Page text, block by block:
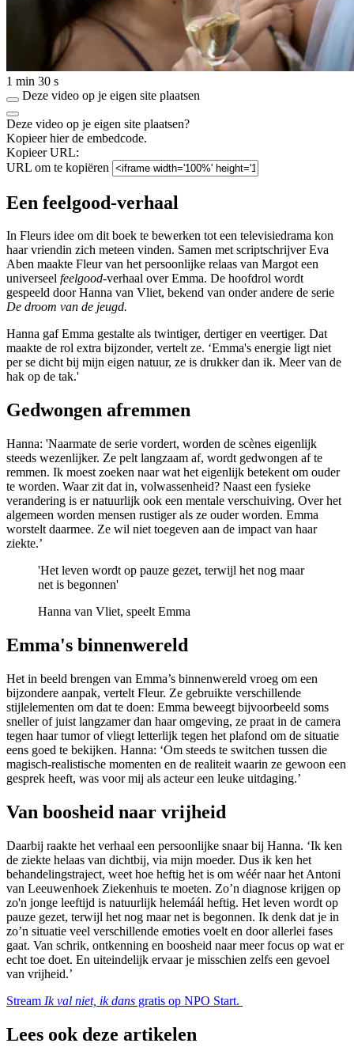
1 min 30 s
Deze video op je eigen site plaatsen
Deze video op je eigen site plaatsen?
Kopieer hier de embedcode.
Kopieer URL:
URL om te kopiëren
Een feelgood-verhaal
In Fleurs idee om dit boek te bewerken tot een televisiedrama kon
haar vriendin zich meteen vinden. Samen met scriptschrijver Eva
Aben maakte Fleur van het persoonlijke relaas van Margot een
universeel feelgood-verhaal over Emma. De hoofdrol wordt
gespeeld door Hanna van Vliet, bekend van onder andere de serie
De droom van de jeugd.
Hanna gaf Emma gestalte als twintiger, dertiger en veertiger. Dat
maakte de rol extra bijzonder, vertelt ze. ‘Emma's energie ligt niet
per se dicht bij mijn eigen natuur, ze is drukker dan ik. Meer van de
hak op de tak.'
Gedwongen afremmen
Hanna: 'Naarmate de serie vordert, worden de scènes eigenlijk
steeds wezenlijker. Ze pelt langzaam af, wordt gedwongen af te
remmen. Ik moest zoeken naar wat het eigenlijk betekent om ouder
te worden. Waar zit dat in, volwassenheid? Naast een fysieke
verandering is er natuurlijk ook een mentale verschuiving. Over het
algemeen worden mensen rustiger als ze ouder worden. Emma
worstelt daarmee. Ze wil niet toegeven aan de impact van haar
ziekte.’
'Het leven wordt op pauze gezet, terwijl het nog maar
net is begonnen'
Hanna van Vliet, speelt Emma
Emma's binnenwereld
Het in beeld brengen van Emma’s binnenwereld vroeg om een
bijzondere aanpak, vertelt Fleur. Ze gebruikte verschillende
stijlelementen om dat te doen: Emma beweegt bijvoorbeeld soms
sneller of juist langzamer dan haar omgeving, ze praat in de camera
tegen haar tumor of vliegt letterlijk tegen het plafond om de situatie
eens goed te bekijken. Hanna: ‘Om steeds te switchen tussen die
magisch-realistische momenten en de realiteit waarin ze gewoon een
gesprek heeft, was voor mij als acteur een leuke uitdaging.’
Van boosheid naar vrijheid
Daarbij raakte het verhaal een persoonlijke snaar bij Hanna. ‘Ik ken
de ziekte helaas van dichtbij, via mijn moeder. Dus ik ken het
behandelingstraject, weet hoe heftig het is om wéér naar het Antoni
van Leeuwenhoek Ziekenhuis te moeten. Zo’n diagnose krijgen op
zo'n jonge leeftijd is natuurlijk helemáál heftig. Het leven wordt op
pauze gezet, terwijl het nog maar net is begonnen. Ik denk dat je in
zo’n situatie veel verschillende emoties voelt en door allerlei fases
gaat. Van schrik, ontkenning en boosheid naar meer focus op wat er
echt toe doet. En uiteindelijk ervaar je misschien zelfs een gevoel
van vrijheid.’
Stream Ik val niet, ik dans gratis op NPO Start.
Lees ook deze artikelen